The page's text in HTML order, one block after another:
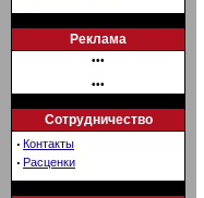
Реклама
•••
•••
Сотрудничество
· Контакты
· Расценки